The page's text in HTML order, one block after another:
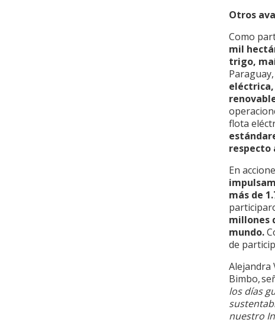
Otros
Como
mil
trigo,
flota
respecto
En
más de
millones
mundo.
de
Alejandra
Bimbo,
los días
nuestro